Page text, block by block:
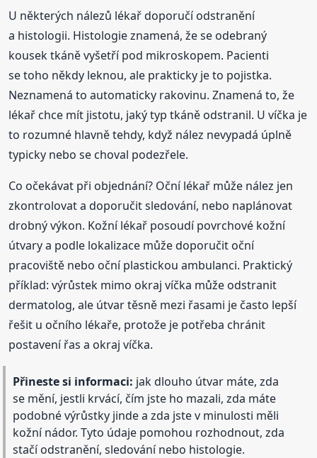
U některých nálezů lékař doporučí odstranění
a histologii. Histologie znamená, že se odebraný
kousek tkáně vyšetří pod mikroskopem. Pacienti
se toho někdy leknou, ale prakticky je to pojistka.
Neznamená to automaticky rakovinu. Znamená to, že
lékař chce mít jistotu, jaký typ tkáně odstranil. U víčka je
to rozumné hlavně tehdy, když nález nevypadá úplně
typicky nebo se choval podezřele.
Co očekávat při objednání? Oční lékař může nález jen
zkontrolovat a doporučit sledování, nebo naplánovat
drobný výkon. Kožní lékař posoudí povrchové kožní
útvary a podle lokalizace může doporučit oční
pracoviště nebo oční plastickou ambulanci. Praktický
příklad: výrůstek mimo okraj víčka může odstranit
dermatolog, ale útvar těsně mezi řasami je často lepší
řešit u očního lékaře, protože je potřeba chránit
postavení řas a okraj víčka.
Přineste si informaci: jak dlouho útvar máte, zda
se mění, jestli krvácí, čím jste ho mazali, zda máte
podobné výrůstky jinde a zda jste v minulosti měli
kožní nádor. Tyto údaje pomohou rozhodnout, zda
stačí odstranění, sledování nebo histologie.